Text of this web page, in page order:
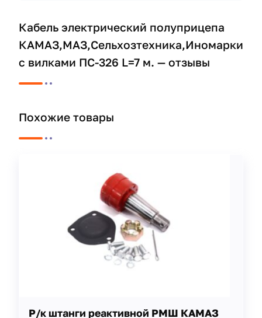
Кабель электрический полуприцепа
КАМАЗ,МАЗ,Сельхозтехника,Иномарки
с вилками ПС-326 L=7 м. — отзывы
Похожие товары
Р/к штанги реактивной РМШ КАМАЗ